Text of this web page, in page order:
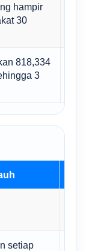
hampir
30
818,334
3
setiap